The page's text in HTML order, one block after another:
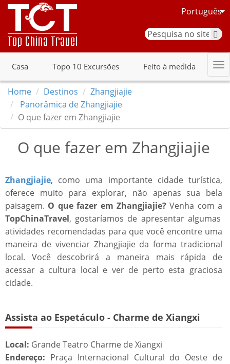
Português
Casa Topo 10 Excursões Feito à medida
Home Destinos
Zhangjiajie
Panorâmica de Zhangjiajie
O que fazer em Zhangjiajie
O que fazer em Zhangjiajie
Zhangjiajie, como uma importante cidade turística,
oferece muito para explorar, não apenas sua bela
paisagem. O que fazer em Zhangjiajie?Venha com a
TopChinaTravel, gostaríamos de apresentar algumas
atividades recomendadas para que você encontre uma
maneira de vivenciar Zhangjiajie da forma tradicional
local. Você descobrirá a maneira mais rápida de
acessar a cultura local e ver de perto esta graciosa
cidade.
Assista ao Espetáculo - Charme de Xiangxi
Local: Grande Teatro Charme de Xiangxi
Endereço: Praça Internacional Cultural do Oeste de